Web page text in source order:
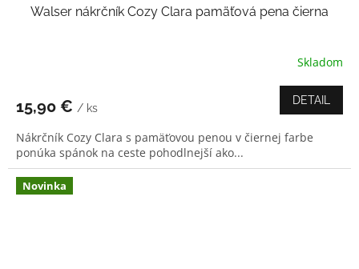
Walser nákrčník Cozy Clara pamäťová pena čierna
Skladom
15,90 € / ks
DETAIL
Nákrčník Cozy Clara s pamäťovou penou v čiernej farbe
ponúka spánok na ceste pohodlnejší ako...
Novinka